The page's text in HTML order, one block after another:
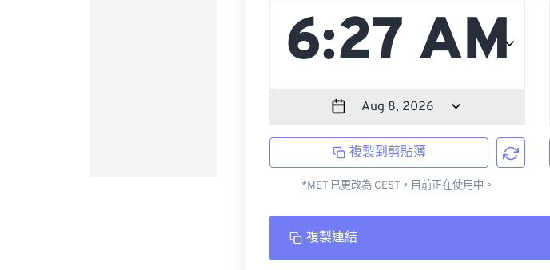
複製到剪貼簿
*MET 已更改為 CEST，目前正在使用中。
複製連結